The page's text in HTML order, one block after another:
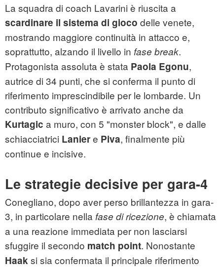
La squadra di coach Lavarini è riuscita a
scardinare il sistema di gioco delle venete,
mostrando maggiore continuità in attacco e,
soprattutto, alzando il livello in fase break.
Protagonista assoluta è stata Paola Egonu,
autrice di 34 punti, che si conferma il punto di
riferimento imprescindibile per le lombarde. Un
contributo significativo è arrivato anche da
Kurtagic a muro, con 5 "monster block", e dalle
schiacciatrici Laniere Piva, finalmente più
continue e incisive.
Le strategie decisive per gara-4
Conegliano, dopo aver perso brillantezza in gara-
3, in particolare nella fase di ricezione, è chiamata
a una reazione immediata per non lasciarsi
sfuggire il secondo match point. Nonostante
Haaksi sia confermata il principale riferimento